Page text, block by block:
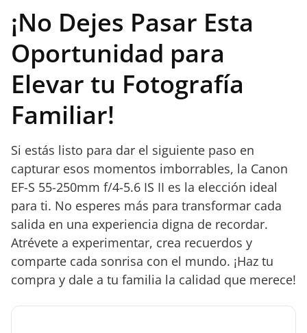
¡No Dejes Pasar Esta
Oportunidad para
Elevar tu Fotografía
Familiar!
Si estás listo para dar el siguiente paso en
capturar esos momentos imborrables, la Canon
EF-S 55-250mm f/4-5.6 IS II es la elección ideal
para ti. No esperes más para transformar cada
salida en una experiencia digna de recordar.
Atrévete a experimentar, crea recuerdos y
comparte cada sonrisa con el mundo. ¡Haz tu
compra y dale a tu familia la calidad que merece!